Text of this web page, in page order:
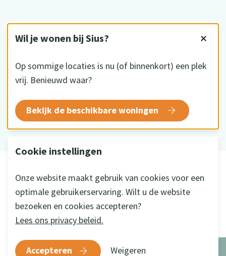
Wil je wonen bij Sius? ✕
Op sommige locaties is nu (of binnenkort) een plek
vrij. Benieuwd waar?
Bekijk de beschikbare woningen
Cookie instellingen
Onze website maakt gebruik van cookies voor een
optimale gebruikerservaring. Wilt u de website
bezoeken en cookies accepteren?
Lees ons privacy beleid.
Accepteren Weigeren
HKZ gecertificeerd
Disclaimer
Privacy
Cookie instellingen
Ontwikkeld doora&m impact